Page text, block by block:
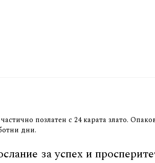
позлатен с 24 карата злато.
дни.
за успех и